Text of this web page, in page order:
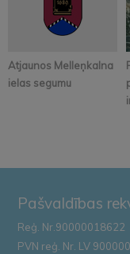
Atjaunos Melleņkalna
ielas segumu
Pašvaldības
Reģ. Nr.90000018622
PVN reģ. Nr. LV